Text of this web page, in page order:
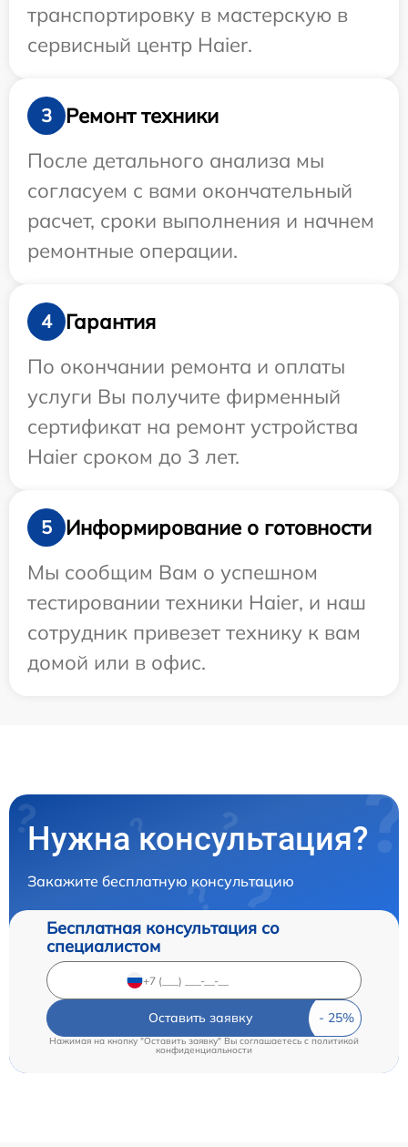
транспортировку в мастерскую в
сервисный центр Haier.
3
Ремонт техники
После детального анализа мы
согласуем с вами окончательный
расчет, сроки выполнения и начнем
ремонтные операции.
4
Гарантия
По окончании ремонта и оплаты
услуги Вы получите фирменный
сертификат на ремонт устройства
Haier сроком до 3 лет.
5
Информирование о готовности
Мы сообщим Вам о успешном
тестировании техники Haier, и наш
сотрудник привезет технику к вам
домой или в офис.
Нужна консультация?
Закажите бесплатную консультацию
Бесплатная консультация со
специалистом
Оставить заявку
Нажимая на кнопку "Оставить заявку" Вы соглашаетесь cполитикой
конфиденциальности